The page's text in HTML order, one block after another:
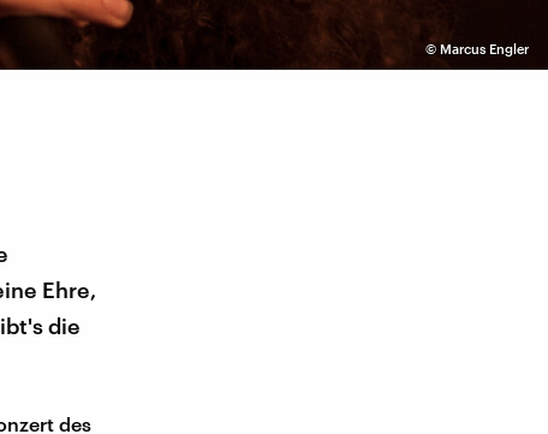
© Marcus Engler
Ehre,
die
des